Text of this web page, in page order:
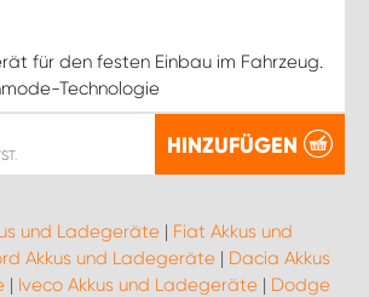
für den festen Einbau im Fahrzeug.
Technologie
HINZUFÜGEN
und Ladegeräte | Fiat Akkus und
Akkus und Ladegeräte | Dacia Akkus
| Iveco Akkus und Ladegeräte | Dodge